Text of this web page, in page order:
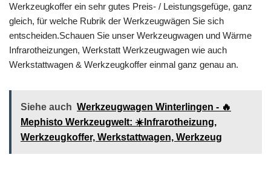
Werkzeugkoffer ein sehr gutes Preis- / Leistungsgefüge, ganz
gleich, für welche Rubrik der Werkzeugwägen Sie sich
entscheiden.Schauen Sie unser Werkzeugwagen und Wärme
Infrarotheizungen, Werkstatt Werkzeugwagen wie auch
Werkstattwagen & Werkzeugkoffer einmal ganz genau an.
Siehe auch Werkzeugwagen Winterlingen - 🔥
Mephisto Werkzeugwelt: ☀️Infrarotheizung,
Werkzeugkoffer, Werkstattwagen, Werkzeug